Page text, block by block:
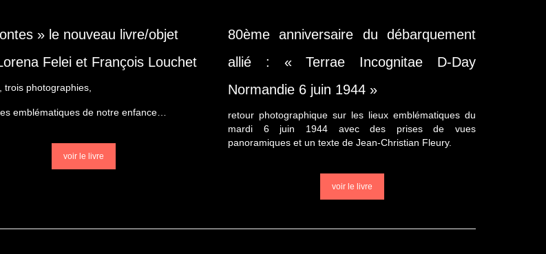
» le nouveau livre/objet
Felei et François Louchet
trois photographies,
emblématiques de notre enfance…
voir le livre
80ème anniversaire du débarquement
allié : « Terrae Incognitae D-Day
Normandie 6 juin 1944 »
retour photographique sur les lieux emblématiques du
mardi 6 juin 1944 avec des prises de vues
panoramiques et un texte de Jean-Christian Fleury.
voir le livre